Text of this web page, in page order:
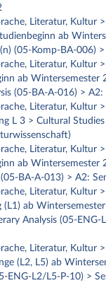
Literatur, Kultur
ab
(05-Komp-BA-006)
Literatur, Kultur
ab Wintersemester
(05-BA-A-016) > A2:
Literatur, Kultur
L 3 > Cultural
Literatur, Kultur
ab Wintersemester
BA-A-013) > A2:
Literatur, Kultur
(L1) ab
Analysis (05-ENG-
Literatur, Kultur
(L2, L5) ab
ENG-L2/L5-P-10) >